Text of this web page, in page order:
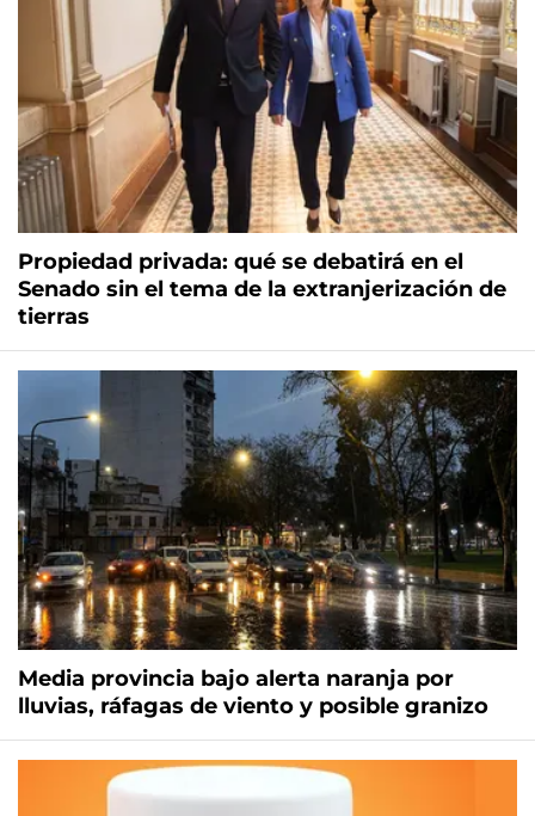
Propiedad privada: qué se debatirá en el
Senado sin el tema de la extranjerización de
tierras
Media provincia bajo alerta naranja por
lluvias, ráfagas de viento y posible granizo